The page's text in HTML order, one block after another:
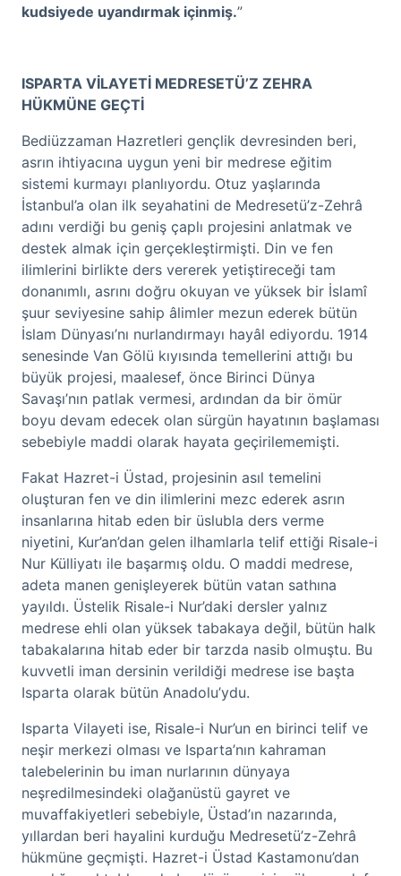
kudsiyede uyandırmak içinmiş.”
ISPARTA VİLAYETİ MEDRESETÜ’Z ZEHRA
HÜKMÜNE GEÇTİ
Bediüzzaman Hazretleri gençlik devresinden beri,
asrın ihtiyacına uygun yeni bir medrese eğitim
sistemi kurmayı planlıyordu. Otuz yaşlarında
İstanbul’a olan ilk seyahatini de Medresetü’z-Zehrâ
adını verdiği bu geniş çaplı projesini anlatmak ve
destek almak için gerçekleştirmişti. Din ve fen
ilimlerini birlikte ders vererek yetiştireceği tam
donanımlı, asrını doğru okuyan ve yüksek bir İslamî
şuur seviyesine sahip âlimler mezun ederek bütün
İslam Dünyası’nı nurlandırmayı hayâl ediyordu. 1914
senesinde Van Gölü kıyısında temellerini attığı bu
büyük projesi, maalesef, önce Birinci Dünya
Savaşı’nın patlak vermesi, ardından da bir ömür
boyu devam edecek olan sürgün hayatının başlaması
sebebiyle maddi olarak hayata geçirilememişti.
Fakat Hazret-i Üstad, projesinin asıl temelini
oluşturan fen ve din ilimlerini mezc ederek asrın
insanlarına hitab eden bir üslubla ders verme
niyetini, Kur’an’dan gelen ilhamlarla telif ettiği Risale-i
Nur Külliyatı ile başarmış oldu. O maddi medrese,
adeta manen genişleyerek bütün vatan sathına
yayıldı. Üstelik Risale-i Nur’daki dersler yalnız
medrese ehli olan yüksek tabakaya değil, bütün halk
tabakalarına hitab eder bir tarzda nasib olmuştu. Bu
kuvvetli iman dersinin verildiği medrese ise başta
Isparta olarak bütün Anadolu’ydu.
Isparta Vilayeti ise, Risale-i Nur’un en birinci telif ve
neşir merkezi olması ve Isparta’nın kahraman
talebelerinin bu iman nurlarının dünyaya
neşredilmesindeki olağanüstü gayret ve
muvaffakiyetleri sebebiyle, Üstad’ın nazarında,
yıllardan beri hayalini kurduğu Medresetü’z-Zehrâ
hükmüne geçmişti. Hazret-i Üstad Kastamonu’dan